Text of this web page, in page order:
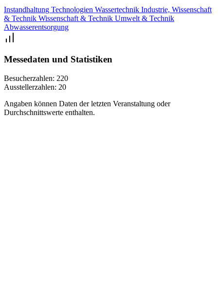
Instandhaltung Technologien Wassertechnik Industrie, Wissenschaft
& Technik Wissenschaft & Technik Umwelt & Technik
Abwasserentsorgung
Messedaten und Statistiken
Besucherzahlen: 220
Ausstellerzahlen: 20
Angaben können Daten der letzten Veranstaltung oder
Durchschnittswerte enthalten.